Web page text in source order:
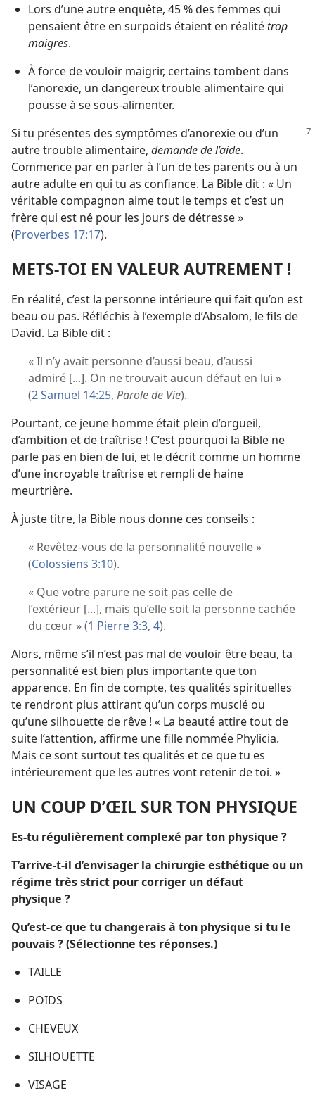
Lors d’une autre enquête, 45 % des femmes qui
pensaient être en surpoids étaient en réalité trop
maigres.
À force de vouloir maigrir, certains tombent dans
l’anorexie, un dangereux trouble alimentaire qui
pousse à se sous-alimenter.
Si tu présentes des symptômes d’anorexie ou d’un
autre trouble alimentaire, demande de l’aide.
Commence par en parler à l’un de tes parents ou à un
autre adulte en qui tu as confiance. La Bible dit : « Un
véritable compagnon aime tout le temps et c’est un
frère qui est né pour les jours de détresse »
(Proverbes 17:17).
METS-​TOI EN VALEUR AUTREMENT !
En réalité, c’est la personne intérieure qui fait qu’on est
beau ou pas. Réfléchis à l’exemple d’Absalom, le fils de
David. La Bible dit :
« Il n’y avait personne d’aussi beau, d’aussi
admiré [...]. On ne trouvait aucun défaut en lui »
(2 Samuel 14:25, Parole de Vie).
Pourtant, ce jeune homme était plein d’orgueil,
d’ambition et de traîtrise ! C’est pourquoi la Bible ne
parle pas en bien de lui, et le décrit comme un homme
d’une incroyable traîtrise et rempli de haine
meurtrière.
À juste titre, la Bible nous donne ces conseils :
« Revêtez-​vous de la personnalité nouvelle »
(Colossiens 3:10).
« Que votre parure ne soit pas celle de
l’extérieur [...], mais qu’elle soit la personne cachée
du cœur » (1 Pierre 3:3, 4).
Alors, même s’il n’est pas mal de vouloir être beau, ta
personnalité est bien plus importante que ton
apparence. En fin de compte, tes qualités spirituelles
te rendront plus attirant qu’un corps musclé ou
qu’une silhouette de rêve ! « La beauté attire tout de
suite l’attention, affirme une fille nommée Phylicia.
Mais ce sont surtout tes qualités et ce que tu es
intérieurement que les autres vont retenir de toi. »
UN COUP D’ŒIL SUR TON PHYSIQUE
Es-​tu régulièrement complexé par ton physique ?
T’arrive-​t-​il d’envisager la chirurgie esthétique ou un
régime très strict pour corriger un défaut
physique ?
Qu’est-​ce que tu changerais à ton physique si tu le
pouvais ? (Sélectionne tes réponses.)
TAILLE
POIDS
CHEVEUX
SILHOUETTE
VISAGE